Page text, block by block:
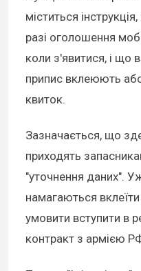
міститься
разі оголошення
коли з'явитися, і що
припис вклеюють
квиток.
Зазначається, що
приходять
"уточнення даних".
намагаються
умовити вступити в
контракт з армією